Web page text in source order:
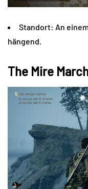
Standort: An
hängend.
The Mire